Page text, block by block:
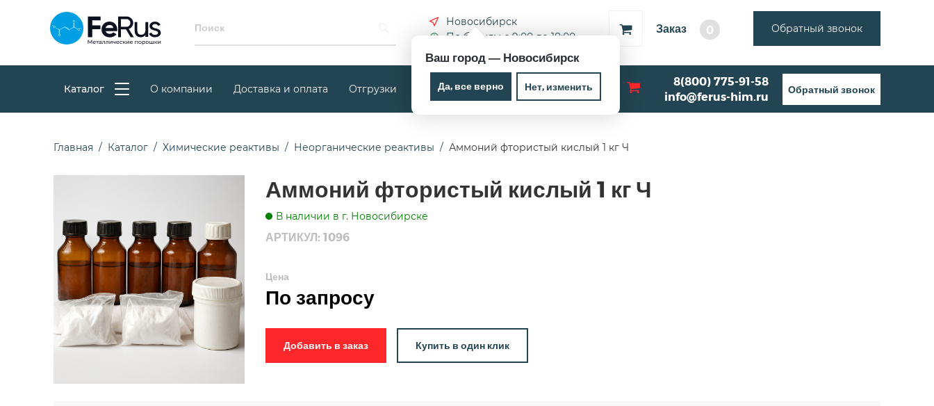
Новосибирск
Ваш город — Новосибирск
Да, все верно Нет, изменить
По будням с 9:00 до 18:00
Заказ 0 Обратный звонок
Каталог О компании Доставка и оплата Отгрузки Новости Контакты
8(800) 775-91-58
info@ferus-him.ru
Обратный звонок
Главная Каталог Химические реактивы Неорганические реактивы Аммоний фтористый кислый 1 кг Ч
Аммоний фтористый кислый 1 кг Ч
В наличии в г. Новосибирске
АРТИКУЛ: 1096
Цена
По запросу
Добавить в заказ Купить в один клик